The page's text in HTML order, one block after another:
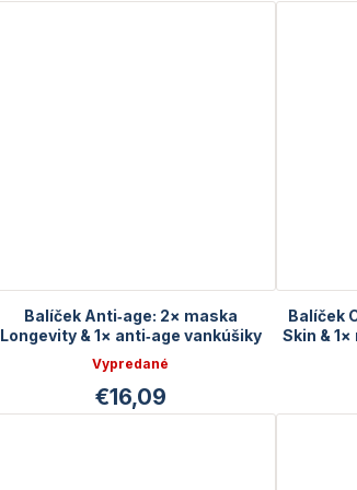
Balíček Anti‑age: 2× maska
Longevity & 1× anti‑age vankúšiky
pod oči
Vypredané
€16,09
Balíček
Skin &